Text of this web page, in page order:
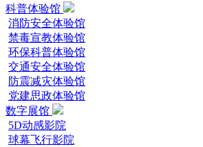
科普体验馆
消防安全体验馆
禁毒宣教体验馆
环保科普体验馆
交通安全体验馆
防震减灾体验馆
党建思政体验馆
数字展馆
5D动感影院
球幕飞行影院